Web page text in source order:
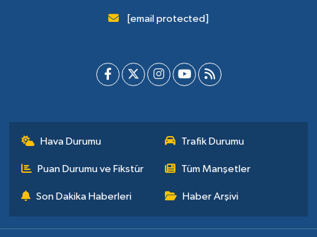
[email protected]
Hava Durumu Trafik Durumu
Puan Durumu ve Fikstür Tüm Manşetler
Son Dakika Haberleri Haber Arşivi